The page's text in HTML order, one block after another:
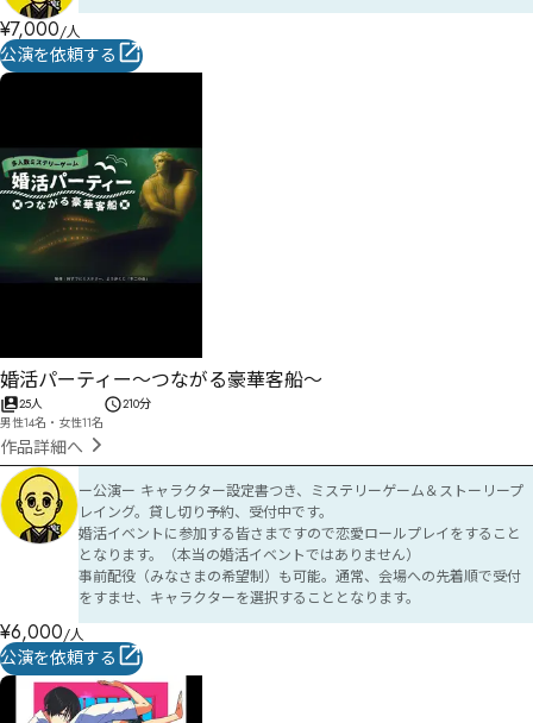
¥7,000/人
公演を依頼する
婚活パーティー〜つながる豪華客船〜
25人
男性14名・女性11名
210分
作品詳細へ
ー公演ー キャラクター設定書つき、ミステリーゲーム＆ストーリープ
レイング。貸し切り予約、受付中です。
婚活イベントに参加する皆さまですので恋愛ロールプレイをすること
となります。（本当の婚活イベントではありません）
事前配役（みなさまの希望制）も可能。通常、会場への先着順で受付
をすませ、キャラクターを選択することとなります。
¥6,000/人
公演を依頼する